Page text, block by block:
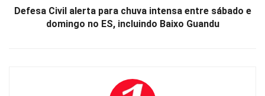
Defesa Civil alerta para chuva intensa entre sábado e
domingo no ES, incluindo Baixo Guandu